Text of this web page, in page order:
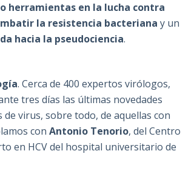
herramientas en la lucha contra
la resistencia bacteriana y un
hacia la pseudociencia.
. Cerca de 400 expertos virólogos,
tres días las últimas novedades
virus, sobre todo, de aquellas con
conAntonio Tenorio, del Centro
en HCV del hospital universitario de